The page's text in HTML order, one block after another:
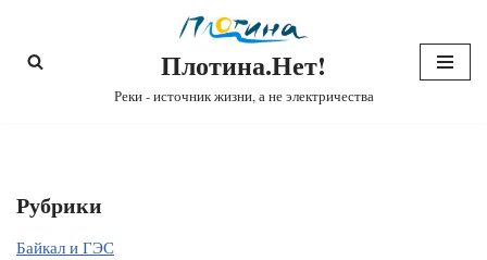
Перейти
Плотина.Нет!
Реки - источник жизни, а не электричества
Рубрики
Байкал и ГЭС